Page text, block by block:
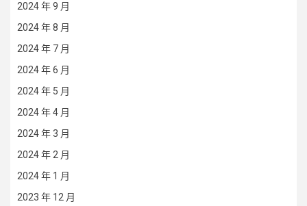
2024 年 9 月
2024 年 8 月
2024 年 7 月
2024 年 6 月
2024 年 5 月
2024 年 4 月
2024 年 3 月
2024 年 2 月
2024 年 1 月
2023 年 12 月